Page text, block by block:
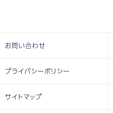
お問い合わせ
プライバシーポリシー
サイトマップ